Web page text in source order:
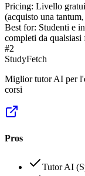
Pricing: Livello
(acquisto una
Best for: Studenti e
completi da
#2
StudyFetch
Miglior tutor AI per
corsi
Pros
Tutor AI